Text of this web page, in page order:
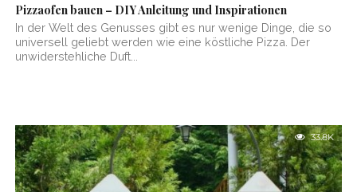
Pizzaofen bauen – DIY Anleitung und Inspirationen
In der Welt des Genusses gibt es nur wenige Dinge, die so
universell geliebt werden wie eine köstliche Pizza. Der
unwiderstehliche Duft...
33.8K